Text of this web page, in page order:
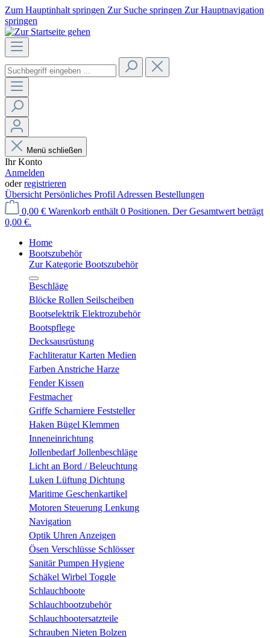
Zum Hauptinhalt springen Zur Suche springen Zur Hauptnavigation
springen
Menü schließen
Ihr Konto
Anmelden
oderregistrieren
Übersicht Persönliches Profil Adressen Bestellungen
0,00 € Warenkorb enthält 0 Positionen. Der Gesamtwert beträgt
0,00 €.
Home
Bootszubehör
Zur Kategorie Bootszubehör
Beschläge
Blöcke Rollen Seilscheiben
Bootselektrik Elektrozubehör
Bootspflege
Decksausrüstung
Fachliteratur Karten Medien
Farben Anstriche Harze
Fender Kissen
Festmacher
Griffe Scharniere Feststeller
Haken Bügel Klemmen
Inneneinrichtung
Jollenbedarf Jollenbeschläge
Licht an Bord / Beleuchtung
Luken Lüftung Dichtung
Maritime Geschenkartikel
Motoren Steuerung Lenkung
Navigation
Optik Uhren Anzeigen
Ösen Verschlüsse Schlösser
Sanitär Pumpen Hygiene
Schäkel Wirbel Toggle
Schlauchboote
Schlauchbootzubehör
Schlauchbootersatzteile
Schrauben Nieten Bolzen